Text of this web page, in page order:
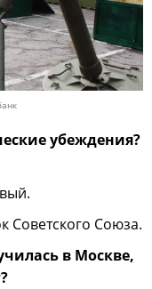
убеждения?
Советского Союза.
в Москве,